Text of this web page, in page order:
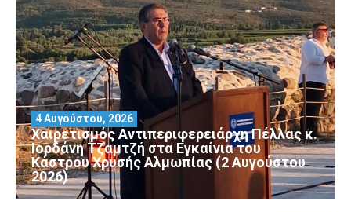
Χαιρετισμός Αντιπεριφερειάρχη Πέλλας κ.
Ιορδάνη Τζαμτζή στα Εγκαίνια του
Κάστρου Χρυσής Αλμωπίας (2 Αυγούστου
2026)
4 Αυγούστου, 2026